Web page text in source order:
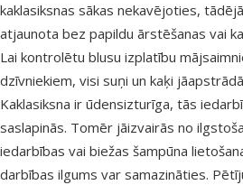
kaklasiksnas sākas nekavējoties,
atjaunota bez papildu ārstēšanas vai
Lai kontrolētu blusu izplatību
dzīvniekiem, visi suņi un kaķi
Kaklasiksna ir ūdensizturīga, tās
saslapinās. Tomēr jāizvairās no
iedarbības vai biežas šampūna
darbības ilgums var samazināties.